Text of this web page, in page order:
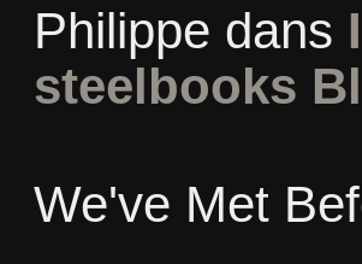
Philippe dans
steelbooks
We've Met